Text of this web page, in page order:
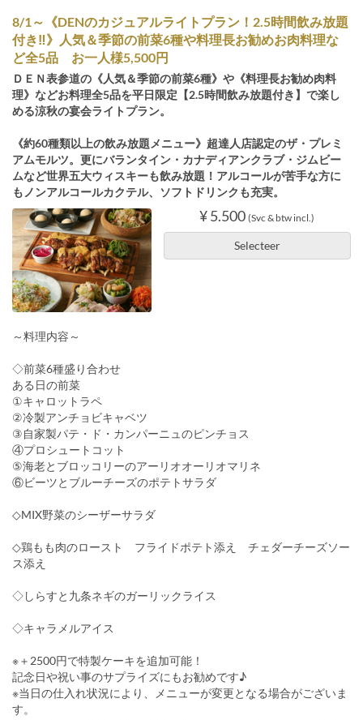
8/1～《DENのカジュアルライトプラン！2.5時間飲み放題
付き‼》人気＆季節の前菜6種や料理長お勧めお肉料理な
ど全5品 お一人様5,500円
ＤＥＮ表参道の《人気＆季節の前菜6種》や《料理長お勧め肉料
理》などお料理全5品を平日限定【2.5時間飲み放題付き】で楽し
める涼秋の宴会ライトプラン。
《約60種類以上の飲み放題メニュー》超達人店認定のザ・プレミ
アムモルツ。更にバランタイン・カナディアンクラブ・ジムビー
ムなど世界五大ウィスキーも飲み放題！アルコールが苦手な方に
もノンアルコールカクテル、ソフトドリンクも充実。
¥ 5.500 (Svc & btw incl.)
Selecteer
～料理内容～
◇前菜6種盛り合わせ
ある日の前菜
①キャロットラペ
②冷製アンチョビキャベツ
③自家製パテ・ド・カンパーニュのピンチョス
④プロシュートコット
⑤海老とブロッコリーのアーリオオーリオマリネ
⑥ビーツとブルーチーズのポテトサラダ
◇MIX野菜のシーザーサラダ
◇鶏もも肉のロースト フライドポテト添え チェダーチーズソー
ス添え
◇しらすと九条ネギのガーリックライス
◇キャラメルアイス
※＋2500円で特製ケーキを追加可能！
記念日や祝い事のサプライズにもお勧めです♪
※当日の仕入れ状況により、メニューが変更となる場合がございま
す。